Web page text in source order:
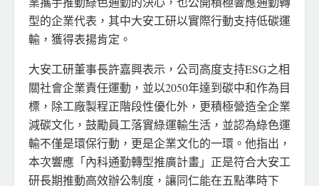
型的企業代表，其中大安工研以實際行動支持低碳運
輸，獲得表揚肯定。
大安工研董事長許嘉興表示，公司高度支持ESG之相
關社會企業責任運動，並以2050年達到碳中和作為目
標，除工廠製程正階段性優化外，更積極營造全企業
減碳文化，鼓勵員工落實綠運輸生活，並認為綠色運
輸不僅是環保行動，更是企業文化的一環。他指出，
本次響應「內科通勤轉型推廣計畫」正是符合大安工
研長期推動高效辦公制度，讓同仁能在五點準時下